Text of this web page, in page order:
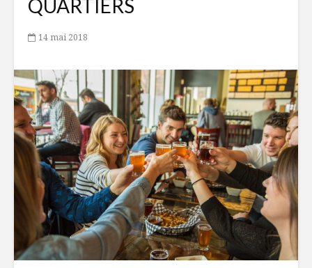
QUARTIERS
14 mai 2018
7 façons de
remplacer le pain
dans nos
hamburgers
6
dans
assiette